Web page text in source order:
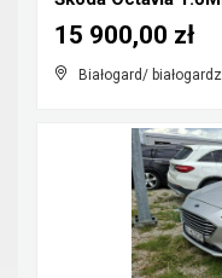
Białogard/
15 900,00 zł